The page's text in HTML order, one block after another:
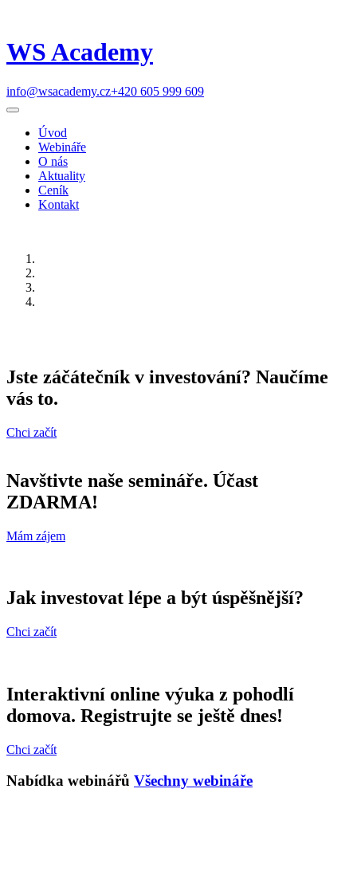
WS Academy
info@wsacademy.cz+420 605 999 609
Úvod
Webináře
O nás
Aktuality
Ceník
Kontakt
Jste záčátečník v investování? Naučíme
vás to.
Chci začít
Navštivte naše semináře. Účast
ZDARMA!
Mám zájem
Jak investovat lépe a být úspěšnější?
Chci začít
Interaktivní online výuka z pohodlí
domova. Registrujte se ještě dnes!
Chci začít
Nabídka webinářů Všechny webináře